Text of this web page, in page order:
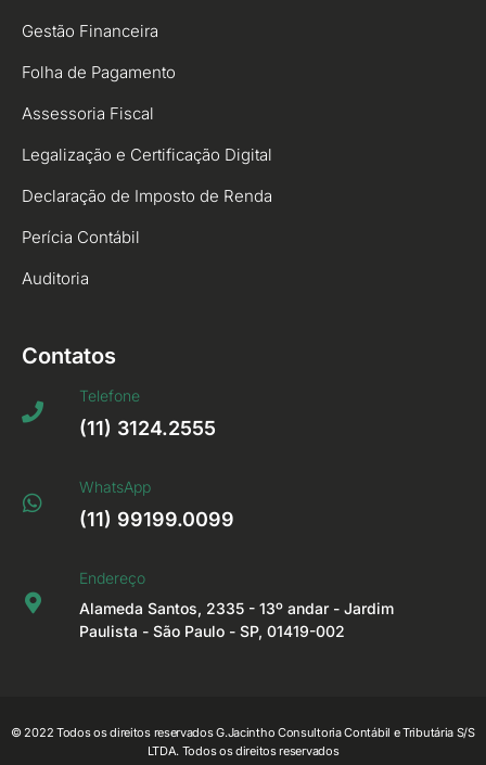
Gestão Financeira
Folha de Pagamento
Assessoria Fiscal
Legalização e Certificação Digital
Declaração de Imposto de Renda
Perícia Contábil
Auditoria
Contatos
Telefone
(11) 3124.2555
WhatsApp
(11) 99199.0099
Endereço
Alameda Santos, 2335 - 13º andar - Jardim
Paulista - São Paulo - SP, 01419-002
© 2022 Todos os direitos reservados G.Jacintho Consultoria Contábil e Tributária S/S
LTDA. Todos os direitos reservados